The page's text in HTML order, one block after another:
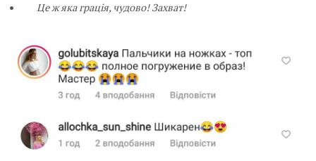
Це ж яка грація, чудово! Захват!